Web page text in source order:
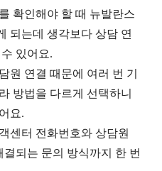
확인해야 할 때 뉴발란스
되는데 생각보다 상담 연
있어요.
원 연결 때문에 여러 번 기
방법을 다르게 선택하니
요.
센터 전화번호와 상담원
되는 문의 방식까지 한 번